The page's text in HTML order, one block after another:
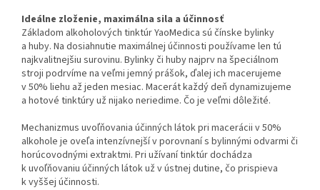
Ideálne zloženie, maximálna sila a účinnosť
Základom alkoholových tinktúr YaoMedica sú čínske bylinky
a huby. Na dosiahnutie maximálnej účinnosti používame len tú
najkvalitnejšiu surovinu. Bylinky či huby najprv na špeciálnom
stroji podrvíme na veľmi jemný prášok, ďalej ich macerujeme
v 50% liehu až jeden mesiac. Macerát každý deň dynamizujeme
a hotové tinktúry už nijako neriedime. Čo je veľmi dôležité.
Mechanizmus uvoľňovania účinných látok pri macerácii v 50%
alkohole je oveľa intenzívnejší v porovnaní s bylinnými odvarmi či
horúcovodnými extraktmi. Pri užívaní tinktúr dochádza
k uvoľňovaniu účinných látok už v ústnej dutine, čo prispieva
k vyššej účinnosti.